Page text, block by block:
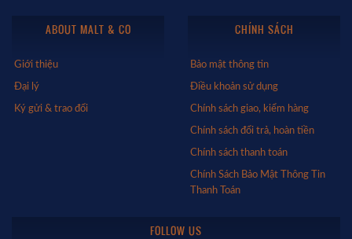
ABOUT MALT & CO
Giới thiệu
Đại lý
Ký gửi & trao đổi
CHÍNH SÁCH
Bảo mật thông tin
Điều khoản sử dụng
Chính sách giao, kiểm hàng
Chính sách đổi trả, hoàn tiền
Chính sách thanh toán
Chính Sách Bảo Mật Thông Tin
Thanh Toán
FOLLOW US